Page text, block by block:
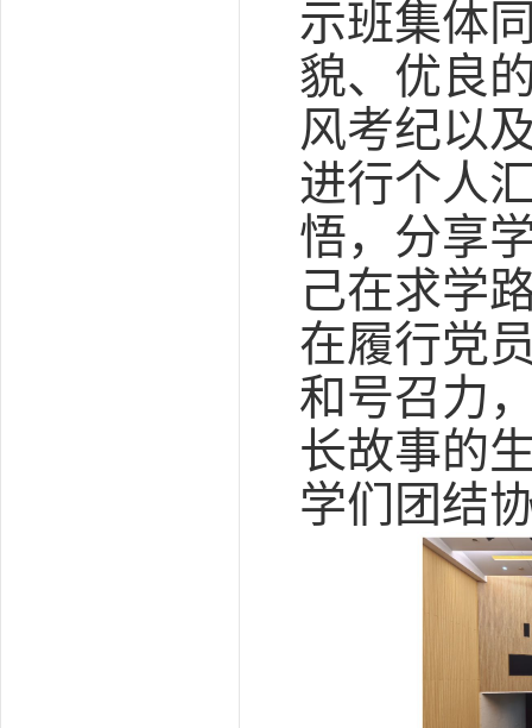
示班集体
貌、优良
风考纪以
进行个人
悟，分享
己在求学
在履行党
和号召力
长故事的
学们团结